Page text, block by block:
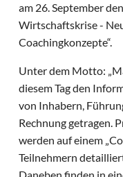
am 26. September
Wirtschaftskrise -
Coachingkonzepte“.
Unter dem Motto:
diesem Tag den
von Inhabern,
Rechnung getragen.
werden auf einem
Teilnehmern